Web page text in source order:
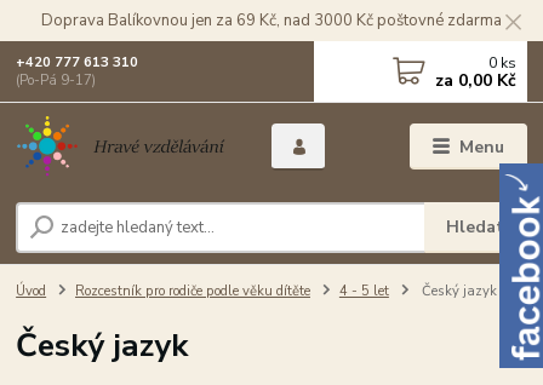
Doprava Balíkovnou jen za 69 Kč, nad 3000 Kč poštovné zdarma
Menu
Hledat
+420 777 613 310
(Po-Pá 9-17)
0 ks
za 0,00 Kč
Úvod Rozcestník pro rodiče podle věku dítěte 4 - 5 let Český jazyk
Český jazyk